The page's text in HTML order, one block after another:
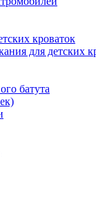
кроваток
для детских
батута